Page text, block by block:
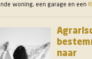
woning, een garage en een
naar